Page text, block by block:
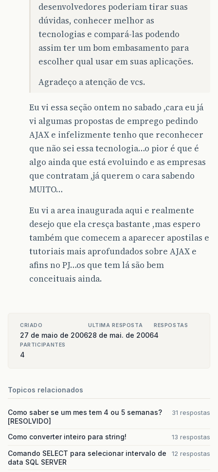
desenvolvedores poderiam tirar suas
dúvidas, conhecer melhor as
tecnologias e compará-las podendo
assim ter um bom embasamento para
escolher qual usar em suas aplicações.
Agradeço a atenção de vcs.
Eu vi essa seção ontem no sabado ,cara eu já
vi algumas propostas de emprego pedindo
AJAX e infelizmente tenho que reconhecer
que não sei essa tecnologia…o pior é que é
algo ainda que está evoluindo e as empresas
que contratam ,já querem o cara sabendo
MUITO…
Eu vi a area inaugurada aqui e realmente
desejo que ela cresça bastante ,mas espero
também que comecem a aparecer apostilas e
tutoriais mais aprofundados sobre AJAX e
afins no PJ…os que tem lá são bem
conceituais ainda.
CRIADO
27 de maio de 2006
ULTIMA RESPOSTA
28 de mai. de 2006
RESPOSTAS
4
PARTICIPANTES
4
Topicos relacionados
Como saber se um mes tem 4 ou 5 semanas?
[RESOLVIDO]
31 respostas
Como converter inteiro para string! 13 respostas
Comando SELECT para selecionar intervalo de
data SQL SERVER
12 respostas